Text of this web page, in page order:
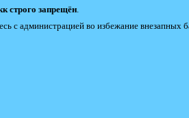
строго запрещён
с администрацией во избежание внезапных